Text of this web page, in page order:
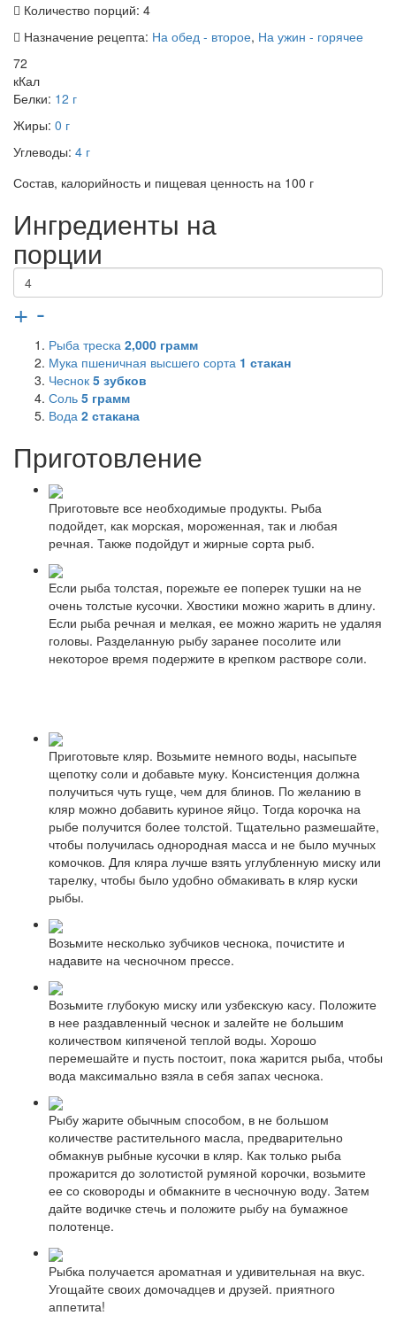
Количество порций: 4
Назначение рецепта: На обед - второе, На ужин - горячее
72
кКал
Белки: 12 г
Жиры: 0 г
Углеводы: 4 г
Состав, калорийность и пищевая ценность на 100 г
Ингредиенты на
порции
+ -
Рыба треска 2,000 грамм
Мука пшеничная высшего сорта 1 стакан
Чеснок 5 зубков
Соль 5 грамм
Вода 2 стакана
Приготовление
Приготовьте все необходимые продукты. Рыба
подойдет, как морская, мороженная, так и любая
речная. Также подойдут и жирные сорта рыб.
Если рыба толстая, порежьте ее поперек тушки на не
очень толстые кусочки. Хвостики можно жарить в длину.
Если рыба речная и мелкая, ее можно жарить не удаляя
головы. Разделанную рыбу заранее посолите или
некоторое время подержите в крепком растворе соли.
Приготовьте кляр. Возьмите немного воды, насыпьте
щепотку соли и добавьте муку. Консистенция должна
получиться чуть гуще, чем для блинов. По желанию в
кляр можно добавить куриное яйцо. Тогда корочка на
рыбе получится более толстой. Тщательно размешайте,
чтобы получилась однородная масса и не было мучных
комочков. Для кляра лучше взять углубленную миску или
тарелку, чтобы было удобно обмакивать в кляр куски
рыбы.
Возьмите несколько зубчиков чеснока, почистите и
надавите на чесночном прессе.
Возьмите глубокую миску или узбекскую касу. Положите
в нее раздавленный чеснок и залейте не большим
количеством кипяченой теплой воды. Хорошо
перемешайте и пусть постоит, пока жарится рыба, чтобы
вода максимально взяла в себя запах чеснока.
Рыбу жарите обычным способом, в не большом
количестве растительного масла, предварительно
обмакнув рыбные кусочки в кляр. Как только рыба
прожарится до золотистой румяной корочки, возьмите
ее со сковороды и обмакните в чесночную воду. Затем
дайте водичке стечь и положите рыбу на бумажное
полотенце.
Рыбка получается ароматная и удивительная на вкус.
Угощайте своих домочадцев и друзей. приятного
аппетита!